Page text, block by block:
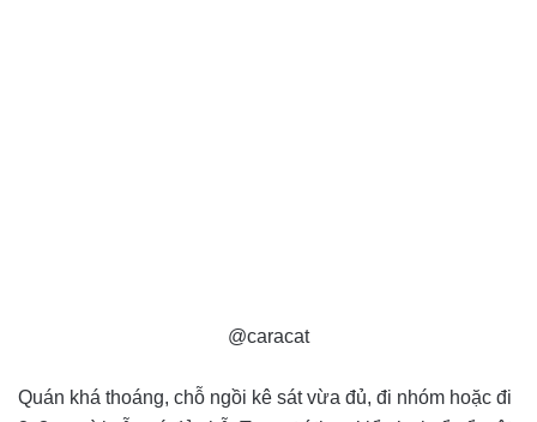
@caracat
Quán khá thoáng, chỗ ngồi kê sát vừa đủ, đi nhóm hoặc đi